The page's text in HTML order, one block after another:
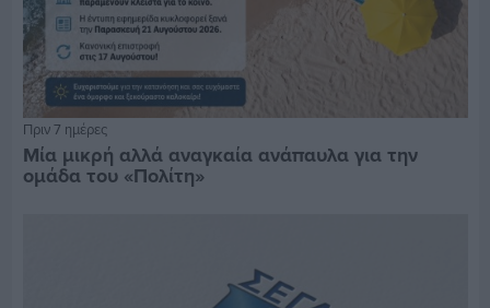
Πριν 7 ημέρες
Μία μικρή αλλά αναγκαία ανάπαυλα για την
ομάδα του «Πολίτη»